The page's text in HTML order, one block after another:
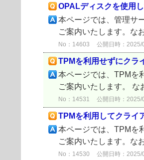
OPALディスクを使用
本ページでは、管理サ
ご案内いたします。な
No：14603 公開日時：2025/
TPMを利用せずにクラ
本ページでは、TPMを
ご案内いたします。
No：14531 公開日時：2025/
TPMを利用してクライ
本ページでは、TPMを
ご案内いたします。な
No：14530 公開日時：2025/